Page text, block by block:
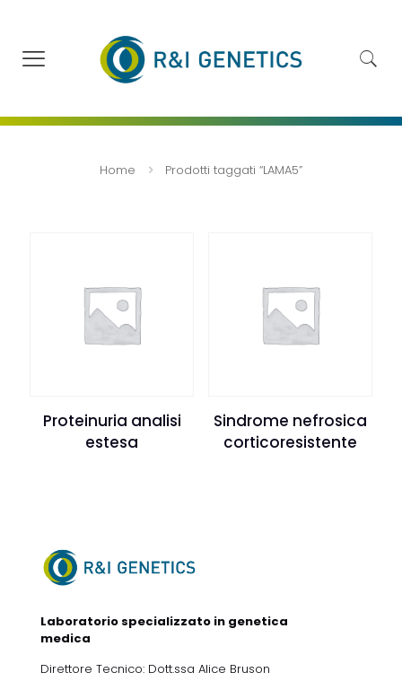
Home Prodotti taggati “LAMA5”
Proteinuria analisi
estesa
Sindrome nefrosica
corticoresistente
Laboratorio specializzato in genetica
medica
Direttore Tecnico: Dott.ssa Alice Bruson